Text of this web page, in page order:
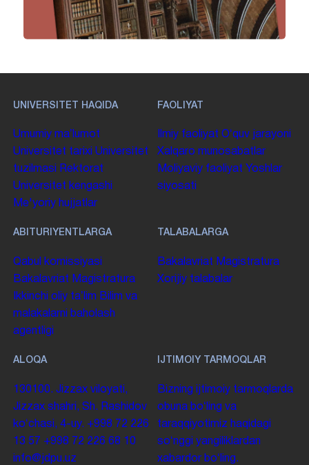
UNIVERSITET HAQIDA
Umumiy maʼlumot
Universitet tarixi Universitet
tuzilmasi
Rektorat
Universitet kengashi
Me'yoriy hujjatlar
FAOLIYAT
Ilmiy faoliyat Oʻquv jarayoni
Xalqaro munosabatlar
Moliyaviy faoliyat Yoshlar
siyosati
ABITURIYENTLARGA
Qabul komissiyasi
Bakalavriat Magistratura
Ikkinchi oliy taʼlim Bilim va
malakalarni baholash
agentligi
TALABALARGA
Bakalavriat Magistratura
Xorijiy talabalar
ALOQA
130100. Jizzax viloyati,
Jizzax shahri, Sh. Rashidov
koʻchasi, 4-uy. +998 72 226
13 57 +998 72 226 68 10
info@jdpu.uz
IJTIMOIY TARMOQLAR
Bizning ijtimoiy tarmoqlarda
obuna boʻling va
taraqqiyotimiz haqidagi
soʻnggi yangiliklardan
xabardor boʻling.